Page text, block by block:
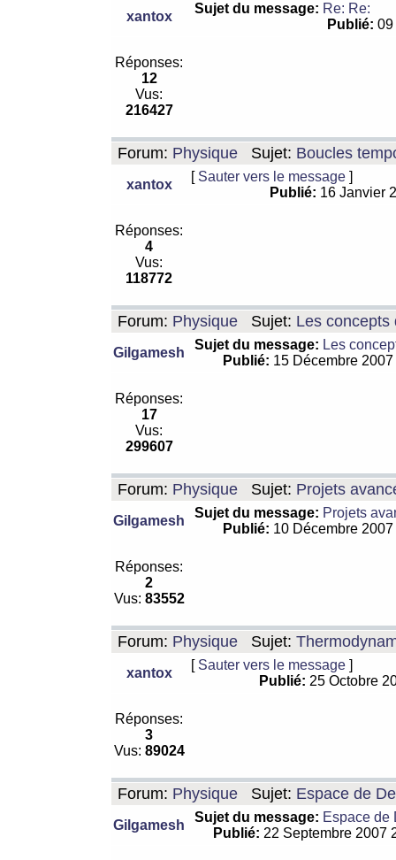
xantox
Sujet du message: Re: Re:
Publié:
Réponses:
12
Vus:
216427
Forum: Physique Sujet: Boucles
xantox
[ Sauter vers le message ]
Publié: 16 Janvier
Réponses:
4
Vus:
118772
Forum: Physique Sujet: Les concepts
Gilgamesh
Sujet du message: Les
Publié: 15 Décembre
Réponses:
17
Vus:
299607
Forum: Physique Sujet: Projets
Gilgamesh
Sujet du message: Projets
Publié: 10 Décembre
Réponses:
2
Vus: 83552
Forum: Physique Sujet:
xantox
[ Sauter vers le message ]
Publié: 25 Octobre
Réponses:
3
Vus: 89024
Forum: Physique Sujet: Espace de
Gilgamesh
Sujet du message: Espace de
Publié: 22 Septembre 2007